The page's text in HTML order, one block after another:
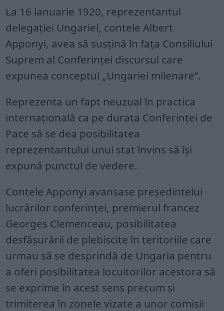
La 16 ianuarie 1920, reprezentantul
delegaţiei Ungariei, contele Albert
Apponyi, avea să susţină în faţa Consiliului
Suprem al Conferinţei discursul care
expunea conceptul „Ungariei milenare”.
Reprezenta un fapt neuzual în practica
internaţională ca pe durata Conferinţei de
Pace să se dea posibilitatea
reprezentantului unui stat învins să îşi
expună punctul de vedere.
Contele Apponyi avansase preşedintelui
lucrărilor conferinţei, premierul francez
Georges Clemenceau, posibilitatea
desfăşurării de plebiscite în teritoriile care
urmau să se desprindă de Ungaria pentru
a oferi posibilitatea locuitorilor acestora să
se exprime în acest sens precum şi
trimiterea în zonele vizate a unor comisii